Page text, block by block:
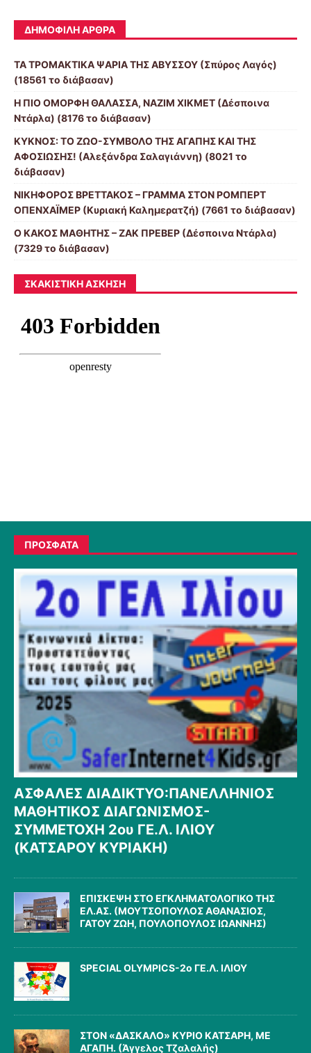
ΔΗΜΟΦΙΛΉ ΆΡΘΡΑ
ΤΑ ΤΡΟΜΑΚΤΙΚΑ ΨΑΡΙΑ ΤΗΣ ΑΒΥΣΣΟΥ (Σπύρος Λαγός)
(18561 το διάβασαν)
Η ΠΙΟ ΟΜΟΡΦΗ ΘΑΛΑΣΣΑ, ΝΑΖΙΜ ΧΙΚΜΕΤ (Δέσποινα
Ντάρλα) (8176 το διάβασαν)
ΚΥΚΝΟΣ: ΤΟ ΖΩΟ-ΣΥΜΒΟΛΟ ΤΗΣ ΑΓΑΠΗΣ ΚΑΙ ΤΗΣ
ΑΦΟΣΙΩΣΗΣ! (Αλεξάνδρα Σαλαγιάννη) (8021 το
διάβασαν)
ΝΙΚΗΦΟΡΟΣ ΒΡΕΤΤΑΚΟΣ – ΓΡΑΜΜΑ ΣΤΟΝ ΡΟΜΠΕΡΤ
ΟΠΕΝΧΑΪΜΕΡ (Κυριακή Καλημερατζή) (7661 το διάβασαν)
Ο ΚΑΚΟΣ ΜΑΘΗΤΗΣ – ΖΑΚ ΠΡΕΒΕΡ (Δέσποινα Ντάρλα)
(7329 το διάβασαν)
ΣΚΑΚΙΣΤΙΚΉ ΆΣΚΗΣΗ
ΠΡΟΣΦΑΤΑ
ΑΣΦΑΛΕΣ ΔΙΑΔΙΚΤΥΟ:ΠΑΝΕΛΛΗΝΙΟΣ
ΜΑΘΗΤΙΚΟΣ ΔΙΑΓΩΝΙΣΜΟΣ-
ΣΥΜΜΕΤΟΧΗ 2ου ΓΕ.Λ. ΙΛΙΟΥ
(ΚΑΤΣΑΡΟΥ ΚΥΡΙΑΚΗ)
ΕΠΙΣΚΕΨΗ ΣΤΟ ΕΓΚΛΗΜΑΤΟΛΟΓΙΚΟ ΤΗΣ
ΕΛ.ΑΣ. (ΜΟΥΤΣΟΠΟΥΛΟΣ ΑΘΑΝΑΣΙΟΣ,
ΓΑΤΟΥ ΖΩΗ, ΠΟΥΛΟΠΟΥΛΟΣ ΙΩΑΝΝΗΣ)
SPECIAL OLYMPICS-2ο ΓΕ.Λ. ΙΛΙΟΥ
ΣΤΟΝ «ΔΑΣΚΑΛΟ» ΚΥΡΙΟ ΚΑΤΣΑΡΗ, ΜΕ
ΑΓΑΠΗ. (Άγγελος Τζαλαλής)